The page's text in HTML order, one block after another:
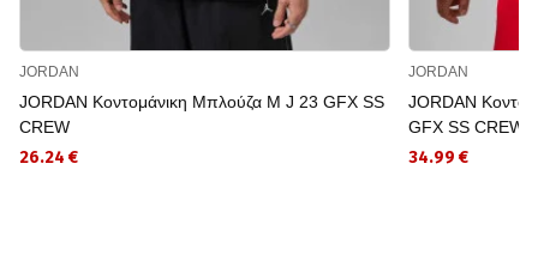
JORDAN
JORDAN Κοντομάνικη Μπλούζα M J 23 GFX SS
CREW
26.24 €
JORDAN
JORDAN
GFX SS CREW3
34.99 €